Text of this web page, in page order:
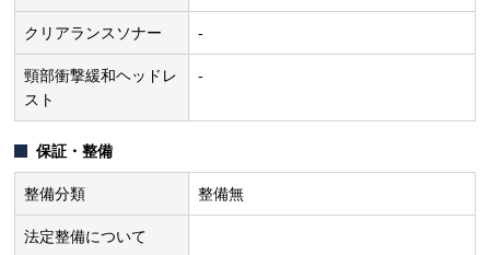
クリアランスソナー -
頸部衝撃緩和ヘッドレ
スト
-
保証・整備
整備分類 整備無
法定整備について